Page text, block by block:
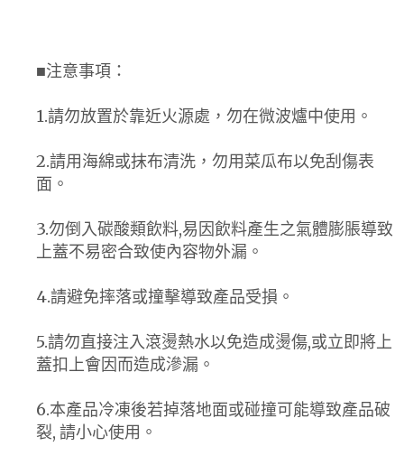
■注意事項：
1.請勿放置於靠近火源處，勿在微波爐中使用。
2.請用海綿或抹布清洗，勿用菜瓜布以免刮傷表
面。
3.勿倒入碳酸類飲料,易因飲料產生之氣體膨脹導致
上蓋不易密合致使內容物外漏。
4.請避免摔落或撞擊導致產品受損。
5.請勿直接注入滾燙熱水以免造成燙傷,或立即將上
蓋扣上會因而造成滲漏。
6.本產品冷凍後若掉落地面或碰撞可能導致產品破
裂, 請小心使用。